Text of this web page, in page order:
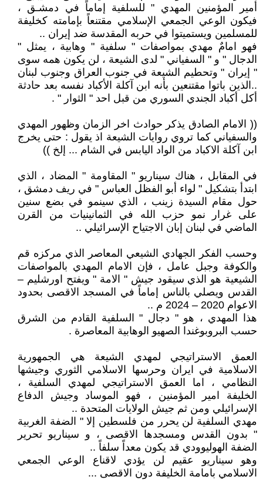
أمير المؤمنين المهدي " للسلفية إماماً في دمشـق ،
فيكون الوعي الجمعي الإسلامي مقتنعاً بإمامته كخليفة
للمسلمين ويستميتوا في حربه المقدسة ضد إيران ..
فهو امامٌ مهدي بمواصفات " سلفية " وهابية ، يمثل "
الدجال " و " السفياني " لدى الشيعة ، لن يكون همه سوى
" إيران " وتحطيم الشيعة في جنوب العراق وجنوب لبنان
..الذين باتوا مقتنعين بأنه ابن آكلة الأكباد نفسه بعد حادثة
أكل أكباد الجندي السوري من قبل احد " الثوار " .
(( الامام الصادق يذكر حوادث اخر الزمان وظهور المهدي
والسفياني كما تروي روايات الشيعة اذ يقول : حتى يخرج
ابن آكلة الاكباد من الواد اليابس في الشام ... إلخ ))
في المقابل ، هناك سيناريو " المقاومة " المضاد ، الذي
ابتدأ بتشكيل " لواء أبو الفظل العباس " في ريف دمشق ،
حول مقام السيدة زينب ، الذي سينمو في بضع سنين
على غرار نمو حزب الله في الثمانينيات من القرن
الماضي في لبنان إبان الاجتياح الإسرائيلي ..
وحسب الفكر الجهادي الشيعي المعاصر الذي مركزه قم
والكوفة وجبل عامل ، فإن الامام المهدي بالمواصفات
الشيعية هو الذي سيقود جيش " الامة " ويفتح اورشليم –
القدس ويصلي بالناس إماماً في المسجد الاقصى بحدود
الاعوام 2020 – 2024 م ..
هذا المهدي ، هو " دجال " السلفية القادم من الشرق
حسب البروبوغندا الصهيو الوهابية المعاصرة .
العمق الاستراتيجي لمهدي الشيعة هي الجمهورية
الاسلامية في ايران وحرسها الاسلامي الثوري وجيشها
النظامي ، اما العمق الاستراتيجي لمهدي السلفية ،
الخليفة امير المؤمنين ، فهو الموساد وجيش الدفاع
الإسرائيلي ومن ثم جيش الولايات المتحدة ..
مهدي السلفية لن يحرر من فلسطين إلا " الضفة الغربية
" بدون القدس ومسجدها الاقصى ، و سيناريو تحرير
الضفة الهوليوودي قد يكون معداً سلفاً ..
وهو سيناريو عقيم لن يؤدي لاقناع الوعي الجمعي
الاسلامي بامامة الخليفة دون الاقصى ...